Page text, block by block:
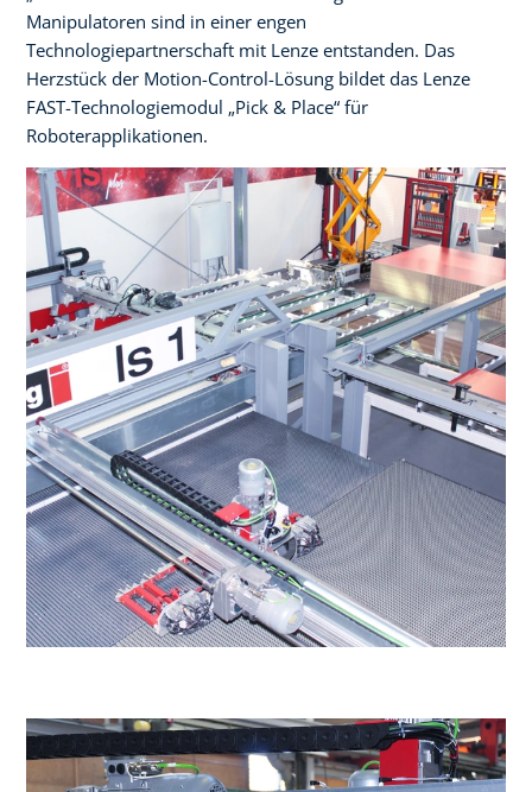
Manipulatoren sind in einer engen
Technologiepartnerschaft mit Lenze entstanden. Das
Herzstück der Motion-Control-Lösung bildet das Lenze
FAST-Technologiemodul „Pick & Place“ für
Roboterapplikationen.